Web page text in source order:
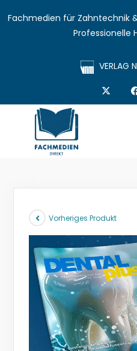
Fachmedien für Zahntechnik
Professionelle
VERLAG
Vorheriges Produkt